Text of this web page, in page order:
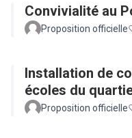
Convivialité au
Proposition officielle
Installation de
écoles du
Proposition officielle